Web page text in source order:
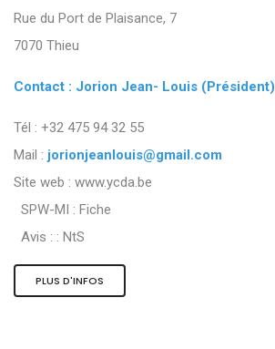
Rue du Port de Plaisance, 7
7070 Thieu
Contact : Jorion Jean- Louis (Président)
Tél : +32 475 94 32 55
Mail : jorionjeanlouis@gmail.com
Site web : www.ycda.be
SPW-MI : Fiche
Avis : : NtS
PLUS D'INFOS